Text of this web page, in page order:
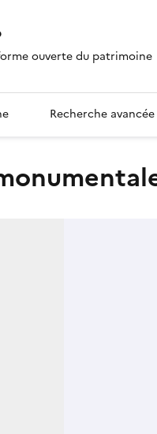
ouverte du patrimoine
Recherche avancée